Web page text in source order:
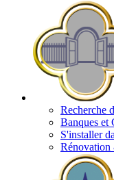
Recherche
Banques et
S'installer
Rénovation